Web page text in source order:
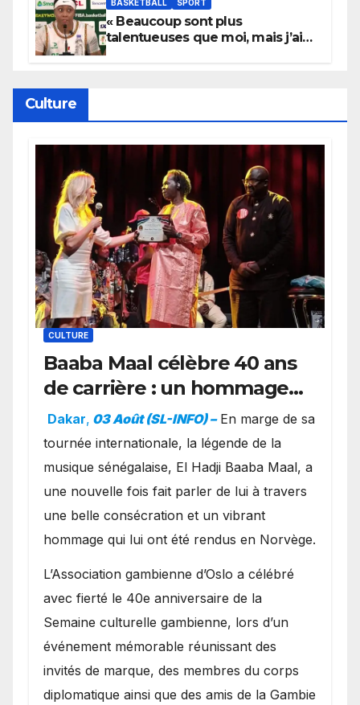
BASKETBALL SPORT
« Beaucoup sont plus
talentueuses que moi, mais j’ai
Culture
CULTURE
Baaba Maal célèbre 40 ans
de carrière : un hommage
exceptionnel à Oslo en
présence de la famille
royale.
Dakar, 03 Août (SL-INFO) – ​En marge de sa
tournée internationale, la légende de la
musique sénégalaise, El Hadji Baaba Maal, a
une nouvelle fois fait parler de lui à travers
une belle consécration et un vibrant
hommage qui lui ont été rendus en Norvège.
​L’Association gambienne d’Oslo a célébré
avec fierté le 40e anniversaire de la
Semaine culturelle gambienne, lors d’un
événement mémorable réunissant des
invités de marque, des membres du corps
diplomatique ainsi que des amis de la Gambie